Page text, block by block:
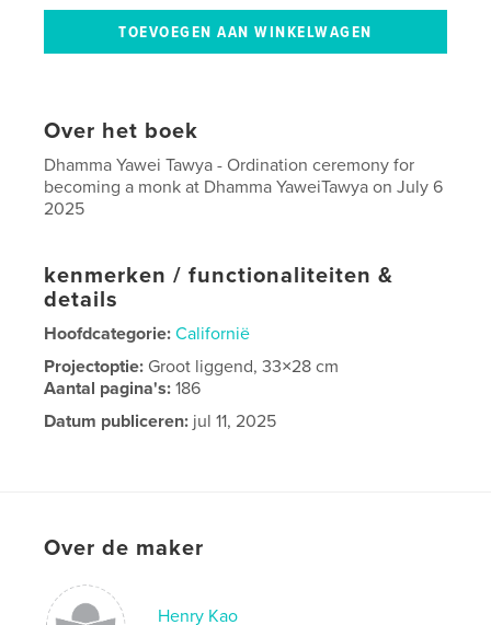
Over het boek
Dhamma Yawei Tawya - Ordination ceremony for
becoming a monk at Dhamma YaweiTawya on July 6
2025
kenmerken / functionaliteiten &
details
Hoofdcategorie: Californië
Projectoptie: Groot liggend, 33×28 cm
Aantal pagina's:186
Datum publiceren: jul 11, 2025
Over de maker
Henry Kao